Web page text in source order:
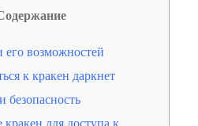
его возможностей
к кракен даркнет
безопасность